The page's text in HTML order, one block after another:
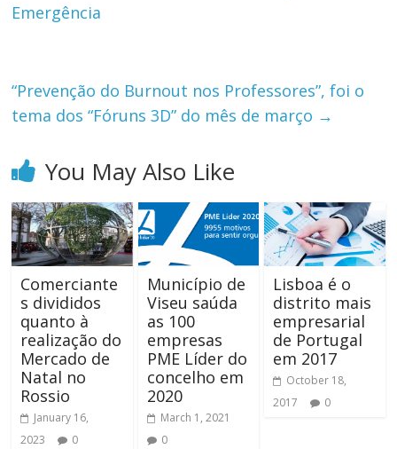
Emergência
“Prevenção do Burnout nos Professores”, foi o
tema dos “Fóruns 3D” do mês de março →
You May Also Like
Comerciante
s divididos
quanto à
realização do
Mercado de
Natal no
Rossio
January 16,
2023
0
Município de
Viseu saúda
as 100
empresas
PME Líder do
concelho em
2020
March 1, 2021
0
Lisboa é o
distrito mais
empresarial
de Portugal
em 2017
October 18,
2017
0